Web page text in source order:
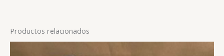
Productos relacionados